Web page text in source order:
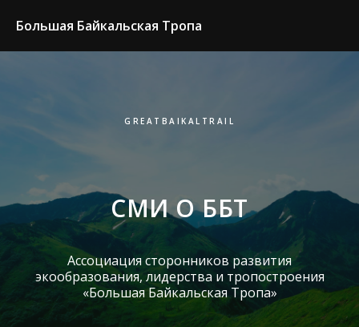
Большая Байкальская Тропа
GREATBAIKALTRAIL
СМИ О ББТ
Ассоциация сторонников развития
экообразования, лидерства и тропостроения
«Большая Байкальская Тропа»